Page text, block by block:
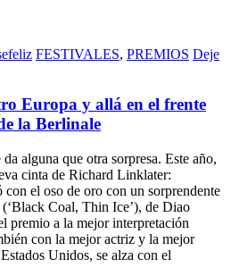
FESTIVALES, PREMIOS Deje
Europa y allá en el frente
la Berlinale
alguna que otra sorpresa. Este año,
cinta de Richard Linklater:
el oso de oro con un sorprendente
Coal, Thin Ice’), de Diao
premio a la mejor interpretación
con la mejor actriz y la mejor
Unidos, se alza con el